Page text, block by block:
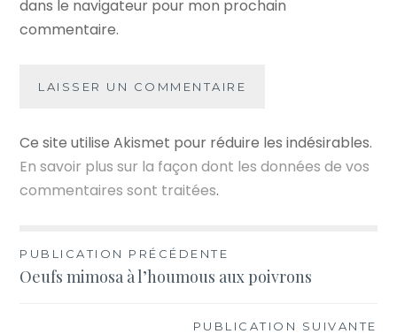
dans le navigateur pour mon prochain
commentaire.
Ce site utilise Akismet pour réduire les indésirables.
En savoir plus sur la façon dont les données de vos
commentaires sont traitées.
Navigation
de
PUBLICATION PRÉCÉDENTE
Oeufs mimosa à l’houmous aux poivrons
PUBLICATION SUIVANTE